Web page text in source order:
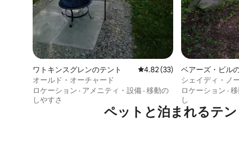
ワトキンスグレンのテント レビュー33件、5つ星中4.82つ
4.82 (33)
オールド・オーチャード
ロケーション · アメニティ・設備 · 移動の
しやすさ
ベアーズ・ビル
シェイディ・ノ
ロケーション ·
し
ペットと泊まれるテン